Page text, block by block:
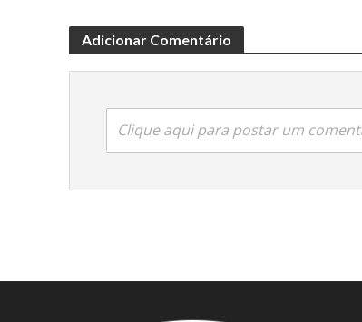
Adicionar Comentário
Clique aqui para postar um